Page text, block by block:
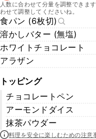
人数に合わせて分量を調整できま
わせて調整してくださいね。
食パン (6枚切)
溶かしバター (無塩)
ホワイトチョコレート
アラザン
トッピング
チョコレートペン
アーモンドダイス
抹茶パウダー
料理を安全に楽しむための注意